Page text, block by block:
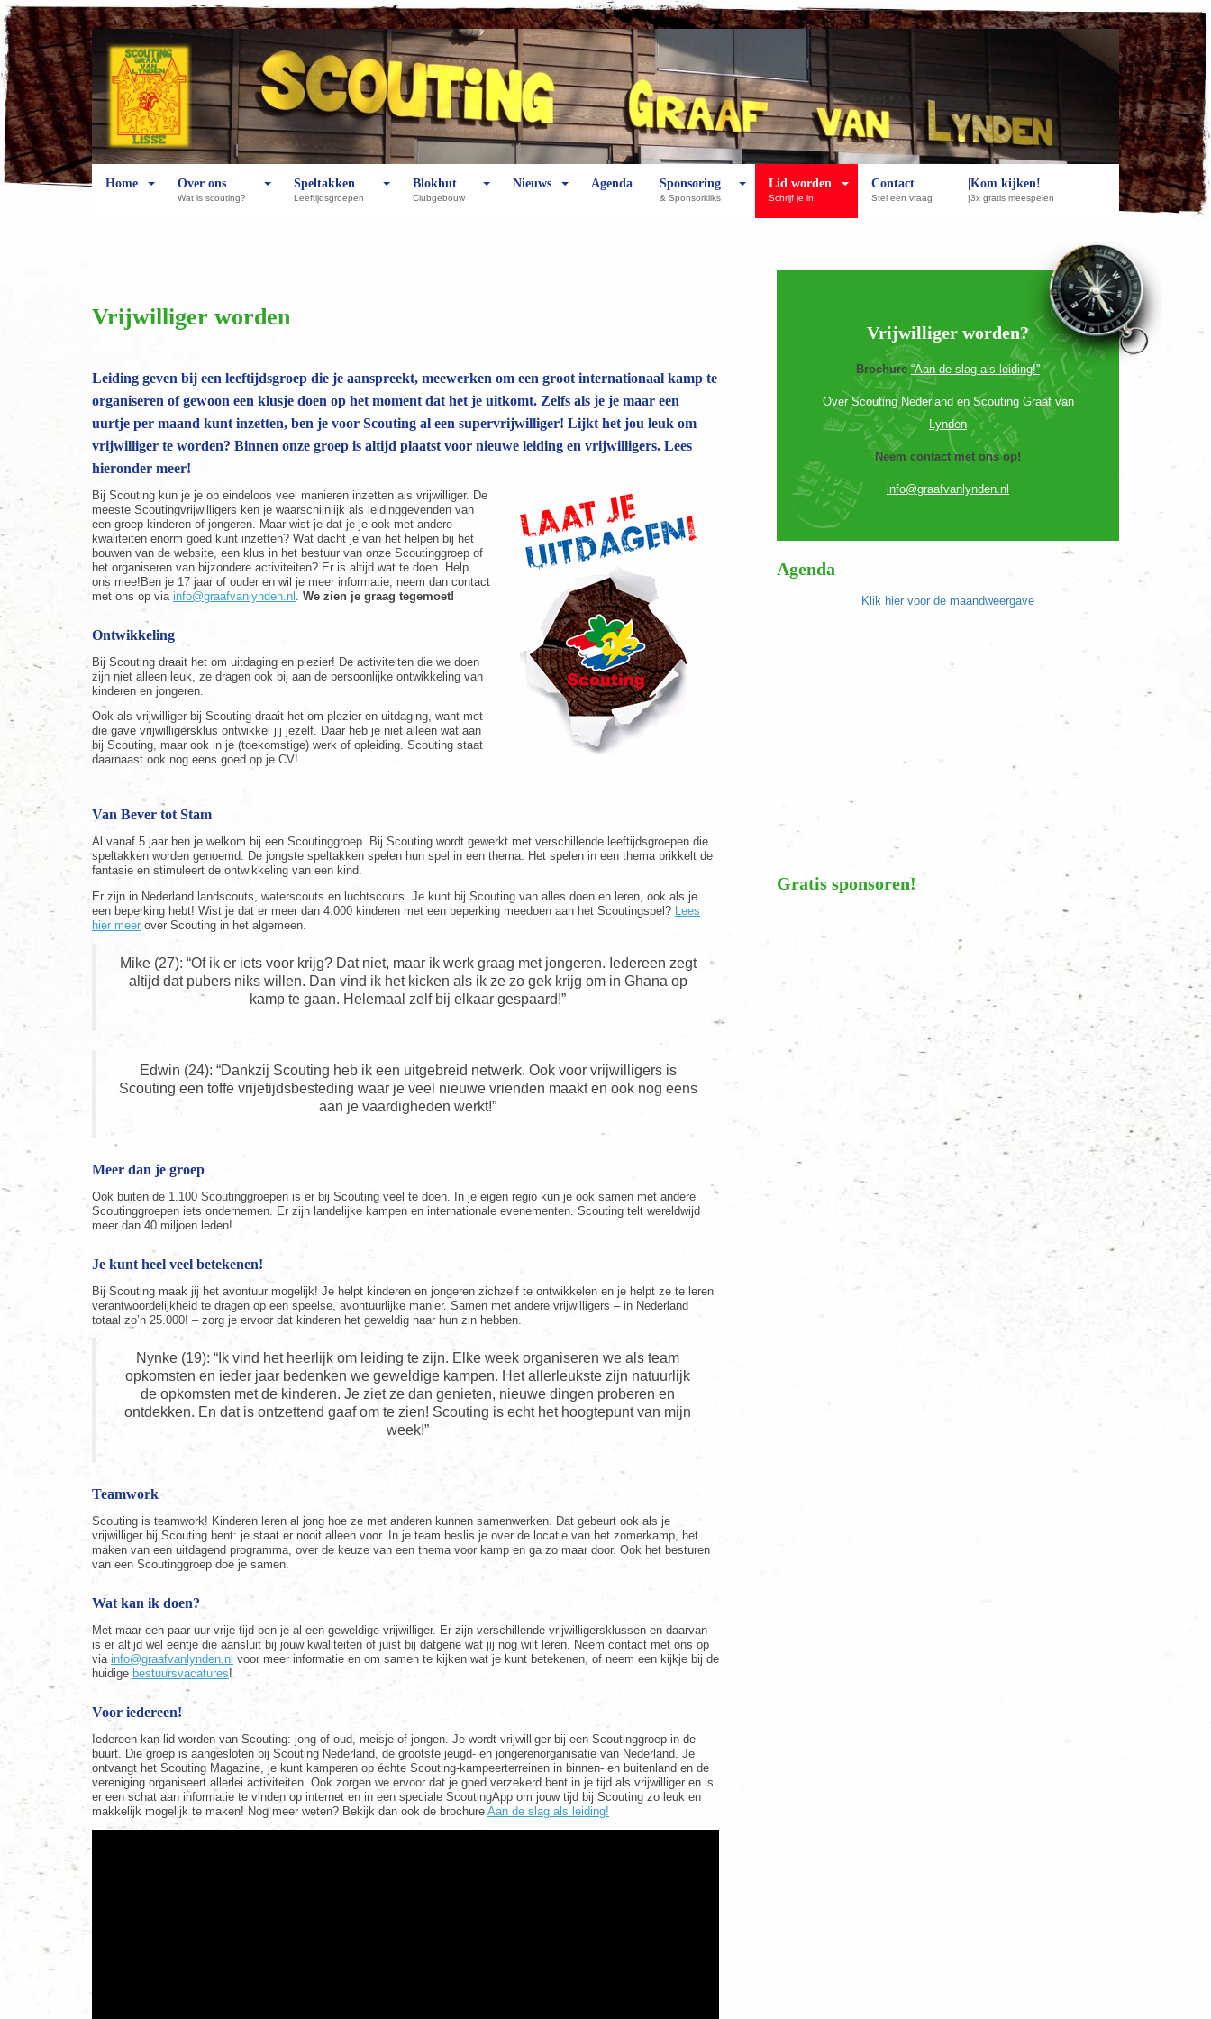
Home Over ons
Wat is scouting?
Speltakken
Leeftijdsgroepen
Blokhut
Clubgebouw
Nieuws Agenda Sponsoring
& Sponsorkliks
Lid worden
Schrijf je in!
Contact
Stel een vraag
|Kom kijken!
|3x gratis meespelen
Vrijwilliger worden
Leiding geven bij een leeftijdsgroep die je aanspreekt, meewerken om een groot internationaal kamp te
organiseren of gewoon een klusje doen op het moment dat het je uitkomt. Zelfs als je je maar een
uurtje per maand kunt inzetten, ben je voor Scouting al een supervrijwilliger! Lijkt het jou leuk om
vrijwilliger te worden? Binnen onze groep is altijd plaatst voor nieuwe leiding en vrijwilligers. Lees
hieronder meer!
Bij Scouting kun je je op eindeloos veel manieren inzetten als vrijwilliger. De
meeste Scoutingvrijwilligers ken je waarschijnlijk als leidinggevenden van
een groep kinderen of jongeren. Maar wist je dat je je ook met andere
kwaliteiten enorm goed kunt inzetten? Wat dacht je van het helpen bij het
bouwen van de website, een klus in het bestuur van onze Scoutinggroep of
het organiseren van bijzondere activiteiten? Er is altijd wat te doen. Help
ons mee!Ben je 17 jaar of ouder en wil je meer informatie, neem dan contact
met ons op via info@graafvanlynden.nl We zien je graag tegemoet!
Ontwikkeling
Bij Scouting draait het om uitdaging en plezier! De activiteiten die we doen
zijn niet alleen leuk, ze dragen ook bij aan de persoonlijke ontwikkeling van
kinderen en jongeren.
Ook als vrijwilliger bij Scouting draait het om plezier en uitdaging, want met
die gave vrijwilligersklus ontwikkel jij jezelf. Daar heb je niet alleen wat aan
bij Scouting, maar ook in je (toekomstige) werk of opleiding. Scouting staat
daarnaast ook nog eens goed op je CV!
Van Bever tot Stam
Al vanaf 5 jaar ben je welkom bij een Scoutinggroep. Bij Scouting wordt gewerkt met verschillende leeftijdsgroepen die
speltakken worden genoemd. De jongste speltakken spelen hun spel in een thema. Het spelen in een thema prikkelt de
fantasie en stimuleert de ontwikkeling van een kind.
Er zijn in Nederland landscouts, waterscouts en luchtscouts. Je kunt bij Scouting van alles doen en leren, ook als je
een beperking hebt! Wist je dat er meer dan 4.000 kinderen met een beperking meedoen aan het Scoutingspel? Lees
hier meerover Scouting in het algemeen.
Mike (27): “Of ik er iets voor krijg? Dat niet, maar ik werk graag met jongeren. Iedereen zegt
altijd dat pubers niks willen. Dan vind ik het kicken als ik ze zo gek krijg om in Ghana op
kamp te gaan. Helemaal zelf bij elkaar gespaard!”
Edwin (24): “Dankzij Scouting heb ik een uitgebreid netwerk. Ook voor vrijwilligers is
Scouting een toffe vrijetijdsbesteding waar je veel nieuwe vrienden maakt en ook nog eens
aan je vaardigheden werkt!”
Meer dan je groep
Ook buiten de 1.100 Scoutinggroepen is er bij Scouting veel te doen. In je eigen regio kun je ook samen met andere
Scoutinggroepen iets ondernemen. Er zijn landelijke kampen en internationale evenementen. Scouting telt wereldwijd
meer dan 40 miljoen leden!
Je kunt heel veel betekenen!
Bij Scouting maak jij het avontuur mogelijk! Je helpt kinderen en jongeren zichzelf te ontwikkelen en je helpt ze te leren
verantwoordelijkheid te dragen op een speelse, avontuurlijke manier. Samen met andere vrijwilligers – in Nederland
totaal zo’n 25.000! – zorg je ervoor dat kinderen het geweldig naar hun zin hebben.
Nynke (19): “Ik vind het heerlijk om leiding te zijn. Elke week organiseren we als team
opkomsten en ieder jaar bedenken we geweldige kampen. Het allerleukste zijn natuurlijk
de opkomsten met de kinderen. Je ziet ze dan genieten, nieuwe dingen proberen en
ontdekken. En dat is ontzettend gaaf om te zien! Scouting is echt het hoogtepunt van mijn
week!”
Teamwork
Scouting is teamwork! Kinderen leren al jong hoe ze met anderen kunnen samenwerken. Dat gebeurt ook als je
vrijwilliger bij Scouting bent: je staat er nooit alleen voor. In je team beslis je over de locatie van het zomerkamp, het
maken van een uitdagend programma, over de keuze van een thema voor kamp en ga zo maar door. Ook het besturen
van een Scoutinggroep doe je samen.
Wat kan ik doen?
Met maar een paar uur vrije tijd ben je al een geweldige vrijwilliger. Er zijn verschillende vrijwilligersklussen en daarvan
is er altijd wel eentje die aansluit bij jouw kwaliteiten of juist bij datgene wat jij nog wilt leren. Neem contact met ons op
via info@graafvanlynden.nl voor meer informatie en om samen te kijken wat je kunt betekenen, of neem een kijkje bij de
huidige bestuursvacatures!
Voor iedereen!
Iedereen kan lid worden van Scouting: jong of oud, meisje of jongen. Je wordt vrijwilliger bij een Scoutinggroep in de
buurt. Die groep is aangesloten bij Scouting Nederland, de grootste jeugd- en jongerenorganisatie van Nederland. Je
ontvangt het Scouting Magazine, je kunt kamperen op échte Scouting-kampeerterreinen in binnen- en buitenland en de
vereniging organiseert allerlei activiteiten. Ook zorgen we ervoor dat je goed verzekerd bent in je tijd als vrijwilliger en is
er een schat aan informatie te vinden op internet en in een speciale ScoutingApp om jouw tijd bij Scouting zo leuk en
makkelijk mogelijk te maken! Nog meer weten? Bekijk dan ook de brochure Aan de slag als leiding!
Vrijwilliger worden?
Brochure “Aan de slag als leiding!”
Over Scouting Nederland en Scouting Graaf van
Lynden
Neem contact met ons op!
info@graafvanlynden.nl
Agenda
Klik hier voor de maandweergave
Gratis sponsoren!